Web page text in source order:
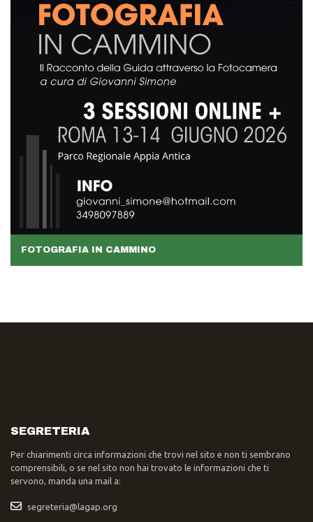
FOTOGRAFIA IN CAMMINO
SEGRETERIA
Per chiarimenti circa informazioni che trovi nel sito e non ti sembrano
comprensibili, o se nel sito non hai trovato le informazioni che ti
servono, manda una mail a:
segreteria@lagap.org